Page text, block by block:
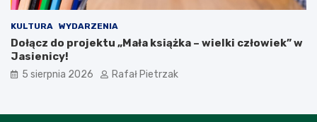
KULTURA WYDARZENIA
Dołącz do projektu „Mała książka – wielki człowiek” w
Jasienicy!
5 sierpnia 2026 Rafał Pietrzak